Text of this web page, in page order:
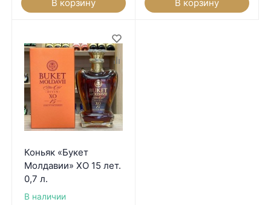
В корзину В корзину
Коньяк «Букет
Молдавии» XO 15 лет.
0,7 л.
В наличии